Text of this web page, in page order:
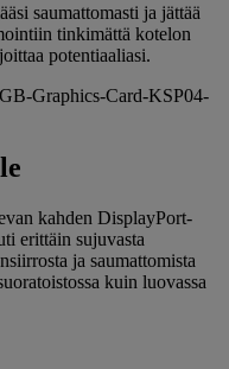
saumattomasti ja jättää
tinkimättä kotelon
potentiaaliasi.
kahden DisplayPort-
erittäin sujuvasta
ja saumattomista
kuin luovassa